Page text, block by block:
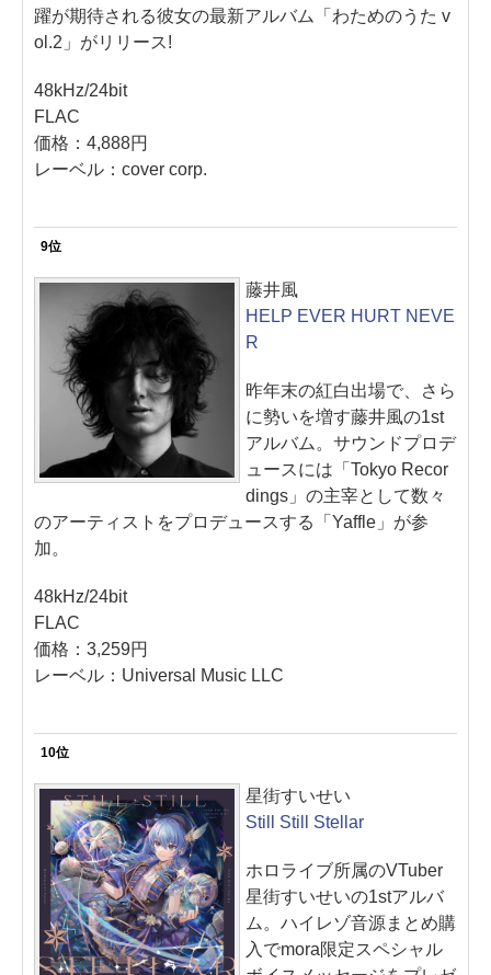
躍が期待される彼女の最新アルバム「わためのうた v
ol.2」がリリース!
48kHz/24bit
FLAC
価格：4,888円
レーベル：cover corp.
9位
藤井風
HELP EVER HURT NEVE
R
昨年末の紅白出場で、さら
に勢いを増す藤井風の1st
アルバム。サウンドプロデ
ュースには「Tokyo Recor
dings」の主宰として数々
のアーティストをプロデュースする「Yaffle」が参
加。
48kHz/24bit
FLAC
価格：3,259円
レーベル：Universal Music LLC
10位
星街すいせい
Still Still Stellar
ホロライブ所属のVTuber
星街すいせいの1stアルバ
ム。ハイレゾ音源まとめ購
入でmora限定スペシャル